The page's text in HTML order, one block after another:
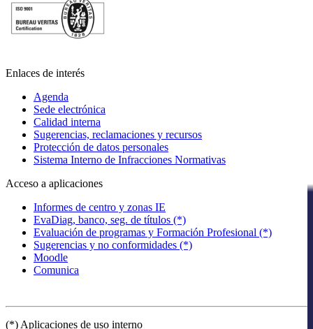
Enlaces de interés
Agenda
Sede electrónica
Calidad interna
Sugerencias, reclamaciones y recursos
Protección de datos personales
Sistema Interno de Infracciones Normativas
Acceso a aplicaciones
Informes de centro y zonas IE
EvaDiag, banco, seg. de títulos (*)
Evaluación de programas y Formación Profesional (*)
Sugerencias y no conformidades (*)
Moodle
Comunica
(*) Aplicaciones de uso interno